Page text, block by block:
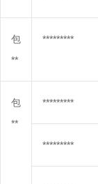
包
**
*********
包
**
*********
*********